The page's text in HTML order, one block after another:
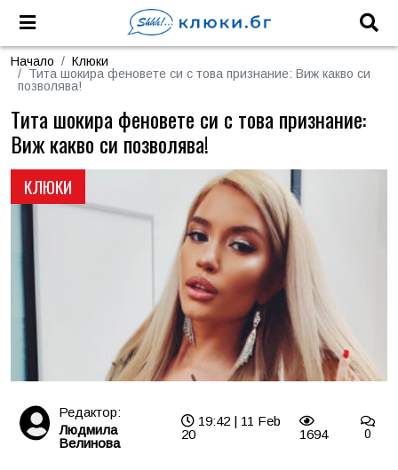
Начало
Клюки
Тита шокира феновете си с това признание: Виж какво си
позволява!
КЛЮКИ
Тита шокира феновете си с това признание:
Виж какво си позволява!
Редактор:
Людмила
Велинова
19:42 | 11 Feb
20
1694 0